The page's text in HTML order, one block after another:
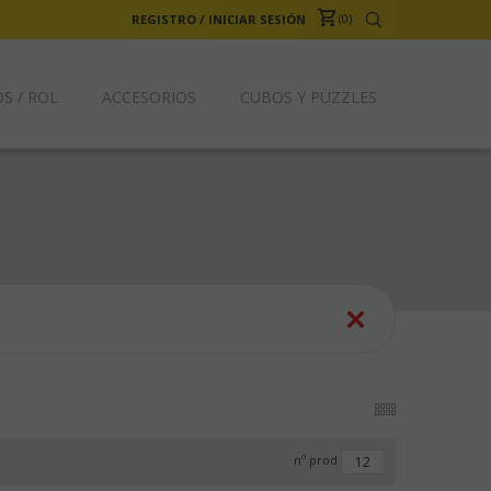
REGISTRO / INICIAR SESIÓN 0
/ ROL ACCESORIOS CUBOS Y PUZZLES
nº prod